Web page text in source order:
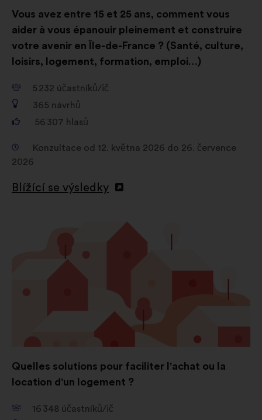
Vous avez entre 15 et 25 ans, comment vous
aider à vous épanouir pleinement et construire
votre avenir en Île-de-France ? (Santé, culture,
loisirs, logement, formation, emploi…)
5 232 účastníků/ič
365 návrhů
56 307 hlasů
Konzultace od 12. května 2026 do 26. července
2026
Blížící se výsledky
Quelles solutions pour faciliter l'achat ou la
location d'un logement ?
16 348 účastníků/ič